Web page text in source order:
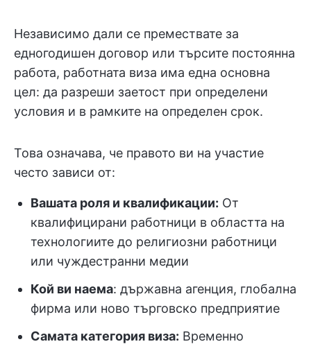
Независимо дали се премествате за
едногодишен договор или търсите постоянна
работа, работната виза има една основна
цел: да разреши заетост при определени
условия и в рамките на определен срок.
Това означава, че правото ви на участие
често зависи от:
Вашата роля и квалификации: От
квалифицирани работници в областта на
технологиите до религиозни работници
или чуждестранни медии
Кой ви наема: държавна агенция, глобална
фирма или ново търговско предприятие
Самата категория виза: Временно